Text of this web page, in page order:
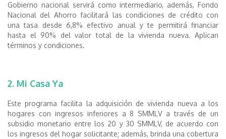
Gobierno nacional servirá como intermediario, además, Fondo
Nacional del Ahorro facilitará las condiciones de crédito con
una tasa desde 6,8% efectivo anual y te permitirá financiar
hasta el 90% del valor total de la vivienda nueva. Aplican
términos y condiciones.
2. Mi Casa Ya
Este programa facilita la adquisición de vivienda nueva a los
hogares con ingresos inferiores a 8 SMMLV a través de un
subsidio monetario entre los 20 y 30 SMMLV, de acuerdo con
los ingresos del hogar solicitante; además, brinda una cobertura